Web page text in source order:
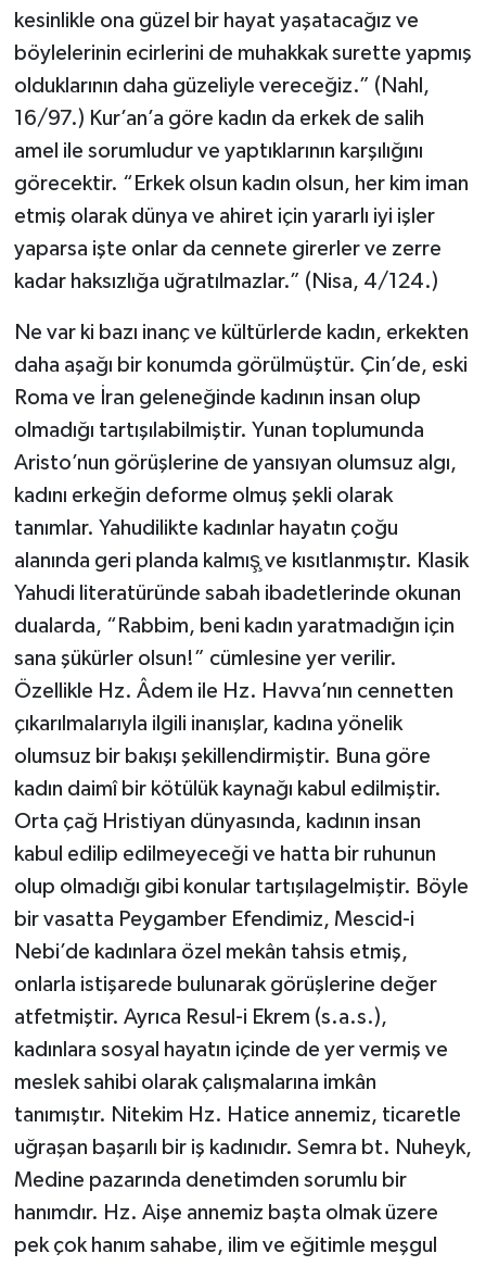
kesinlikle ona güzel bir hayat yaşatacağız ve
böylelerinin ecirlerini de muhakkak surette yapmış
olduklarının daha güzeliyle vereceğiz.” (Nahl,
16/97.) Kur’an’a göre kadın da erkek de salih
amel ile sorumludur ve yaptıklarının karşılığını
görecektir. “Erkek olsun kadın olsun, her kim iman
etmiş olarak dünya ve ahiret için yararlı iyi işler
yaparsa işte onlar da cennete girerler ve zerre
kadar haksızlığa uğratılmazlar.” (Nisa, 4/124.)
Ne var ki bazı inanç ve kültürlerde kadın, erkekten
daha aşağı bir konumda görülmüştür. Çin’de, eski
Roma ve İran geleneğinde kadının insan olup
olmadığı tartışılabilmiştir. Yunan toplumunda
Aristo’nun görüşlerine de yansıyan olumsuz algı,
kadını erkeğin deforme olmuş şekli olarak
tanımlar. Yahudilikte kadınlar hayatın çoğu
alanında geri planda kalmış̧ ve kısıtlanmıştır. Klasik
Yahudi literatüründe sabah ibadetlerinde okunan
dualarda, “Rabbim, beni kadın yaratmadığın için
sana şükürler olsun!” cümlesine yer verilir.
Özellikle Hz. Âdem ile Hz. Havva’nın cennetten
çıkarılmalarıyla ilgili inanışlar, kadına yönelik
olumsuz bir bakışı şekillendirmiştir. Buna göre
kadın daimî bir kötülük kaynağı kabul edilmiştir.
Orta çağ Hristiyan dünyasında, kadının insan
kabul edilip edilmeyeceği ve hatta bir ruhunun
olup olmadığı gibi konular tartışılagelmiştir. Böyle
bir vasatta Peygamber Efendimiz, Mescid-i
Nebi’de kadınlara özel mekân tahsis etmiş,
onlarla istişarede bulunarak görüşlerine değer
atfetmiştir. Ayrıca Resul-i Ekrem (s.a.s.),
kadınlara sosyal hayatın içinde de yer vermiş ve
meslek sahibi olarak çalışmalarına imkân
tanımıştır. Nitekim Hz. Hatice annemiz, ticaretle
uğraşan başarılı bir iş kadınıdır. Semra bt. Nuheyk,
Medine pazarında denetimden sorumlu bir
hanımdır. Hz. Aişe annemiz başta olmak üzere
pek çok hanım sahabe, ilim ve eğitimle meşgul
Konya Müftülüğü
Kütahya Müftülüğü
Malatya Müftülüğü
Manisa Müftülüğü
Mardin Müftülüğü
Mersin Müftülüğü
Muğla Müftülüğü
Muş Müftülüğü
Nevşehir Müftülüğü
Ordu Müftülüğü
Osmaniye Müftülüğü
Sakarya Müftülüğü
Samsun Müftülüğü
Siirt Müftülüğü
Sinop Müftülüğü
Sivas Müftülüğü
Şanlıurfa Müftülüğü
Şırnak Müftülüğü
Tekirdağ Müftülüğü
Tokat Müftülüğü